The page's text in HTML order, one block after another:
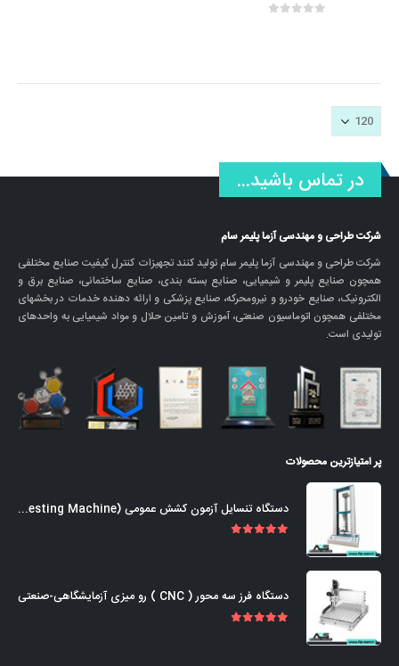
در تماس باشید...
شرکت طراحی و مهندسی آزما پلیمر سام
شرکت طراحی و مهندسی آزما پلیمر سام تولید کنند تجهیزات کنترل کیفیت صنایع مختلفی
همچون صنایع پلیمر و شیمیایی، صنایع بسته بندی، صنایع ساختمانی، صنایع برق و
الکترونیک، صنایع خودرو و نیرومحرکه، صنایع پزشکی و ارائه دهنده خدمات در بخشهای
مختلفی همچون اتوماسیون صنعتی، آموزش و تامین حلال و مواد شیمیایی به واحدهای
تولیدی است.
پر امتیازترین محصولات
دستگاه تنسایل آزمون کشش عمومی (Universal Tensile Testing Machine)
دستگاه فرز سه محور ( CNC ) رو میزی آزمایشگاهی-صنعتی